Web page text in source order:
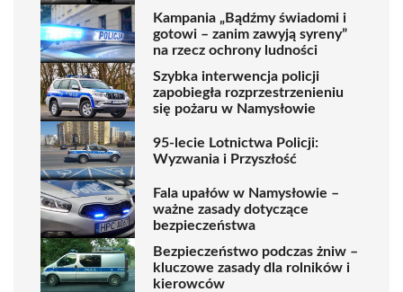
Kampania „Bądźmy świadomi i
gotowi – zanim zawyją syreny”
na rzecz ochrony ludności
Szybka interwencja policji
zapobiegła rozprzestrzenieniu
się pożaru w Namysłowie
95-lecie Lotnictwa Policji:
Wyzwania i Przyszłość
Fala upałów w Namysłowie –
ważne zasady dotyczące
bezpieczeństwa
Bezpieczeństwo podczas żniw –
kluczowe zasady dla rolników i
kierowców